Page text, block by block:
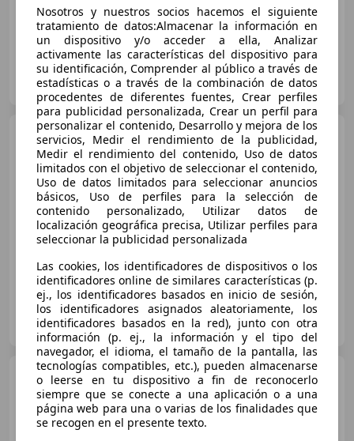
12/2016 175.000 km
Electro/Gasolina
100 kW (136 CV)
Particular
IT-33070 Brugnera
Lexus CT 200hF Sport Line
| Memory | Stoelverwarming |
Schuif-k
€ 17.101
129.647 km
Electro/Gasolina
100 kW (136 CV)
Kooijman Maarssen
NL-3606 BD MAARSSEN
Lexus CT 200h200h
Executive
Nosotros y nuestros socios hacemos el siguiente
tratamiento de datos:Almacenar la información en
un dispositivo y/o acceder a ella, Analizar
activamente las características del dispositivo para
su identificación, Comprender al público a través de
estadísticas o a través de la combinación de datos
procedentes de diferentes fuentes, Crear perfiles
para publicidad personalizada, Crear un perfil para
personalizar el contenido, Desarrollo y mejora de los
servicios, Medir el rendimiento de la publicidad,
Medir el rendimiento del contenido, Uso de datos
limitados con el objetivo de seleccionar el contenido,
Uso de datos limitados para seleccionar anuncios
básicos, Uso de perfiles para la selección de
contenido personalizado, Utilizar datos de
localización geográfica precisa, Utilizar perfiles para
seleccionar la publicidad personalizada
Las cookies, los identificadores de dispositivos o los
identificadores online de similares características (p.
ej., los identificadores basados en inicio de sesión,
los identificadores asignados aleatoriamente, los
identificadores basados en la red), junto con otra
información (p. ej., la información y el tipo del
navegador, el idioma, el tamaño de la pantalla, las
tecnologías compatibles, etc.), pueden almacenarse
o leerse en tu dispositivo a fin de reconocerlo
siempre que se conecte a una aplicación o a una
página web para una o varias de los finalidades que
se recogen en el presente texto.